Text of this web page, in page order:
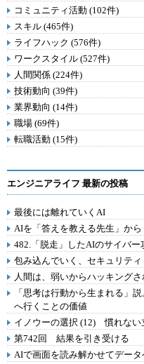
コミュニティ活動 (102件)
スキル (465件)
ライフハック (576件)
ワークスタイル (527件)
人間関係 (224件)
技術動向 (39件)
業界動向 (14件)
職場 (69件)
転職活動 (15件)
エンジニアライフ 最新の投稿
最後には離れていくAI
AIを「答えを教える先生」か
482.「脱走」したAIのサイバー
包み込んでいく、セキュリティ
人間は、弱いからハッキング
「思考は行動から生まれる」
へ行くことの価値
イノウーの選択 (12) 慣れない
第742回 結果を引き受ける
AIで画面を読み解かせてデー